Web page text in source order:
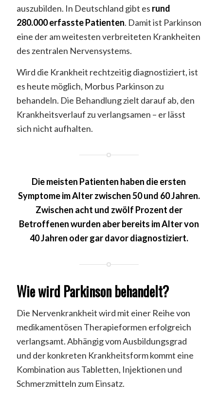
auszubilden. In Deutschland gibt es rund
280.000 erfasste Patienten. Damit ist Parkinson
eine der am weitesten verbreiteten Krankheiten
des zentralen Nervensystems.
Wird die Krankheit rechtzeitig diagnostiziert, ist
es heute möglich, Morbus Parkinson zu
behandeln. Die Behandlung zielt darauf ab, den
Krankheitsverlauf zu verlangsamen – er lässt
sich nicht aufhalten.
Die meisten Patienten haben die ersten
Symptome im Alter zwischen 50 und 60 Jahren.
Zwischen acht und zwölf Prozent der
Betroffenen wurden aber bereits im Alter von
40 Jahren oder gar davor diagnostiziert.
Wie wird Parkinson behandelt?
Die Nervenkrankheit wird mit einer Reihe von
medikamentösen Therapieformen erfolgreich
verlangsamt. Abhängig vom Ausbildungsgrad
und der konkreten Krankheitsform kommt eine
Kombination aus Tabletten, Injektionen und
Schmerzmitteln zum Einsatz.